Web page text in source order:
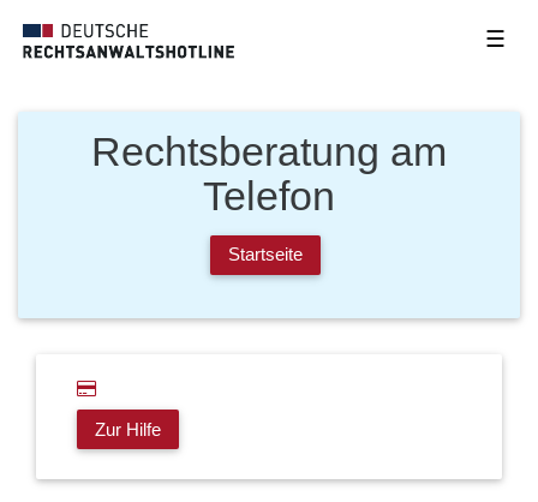
☰
Rechtsberatung am
Telefon
Startseite
Zur Hilfe